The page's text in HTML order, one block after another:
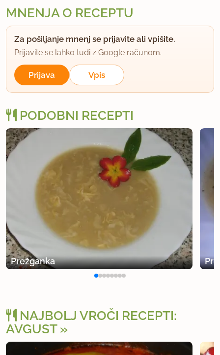
MNENJA O RECEPTU
Za pošiljanje mnenj se prijavite ali vpišite.
Prijavite se lahko tudi z Google računom.
Prijava Vpis
PODOBNI RECEPTI
Prežganka
NAJBOLJ VROČI RECEPTI:
AVGUST